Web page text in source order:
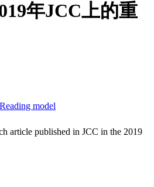
年JCC上的重
model
article published in JCC in the 2019